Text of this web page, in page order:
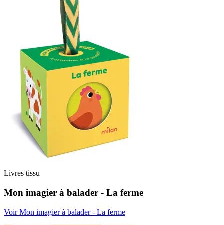
Livres tissu
Mon imagier à balader - La ferme
Voir Mon imagier à balader - La ferme